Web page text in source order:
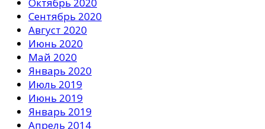
Сентябрь 2020
Август 2020
Июнь 2020
Май 2020
Январь 2020
Июль 2019
Июнь 2019
Январь 2019
Апрель 2014